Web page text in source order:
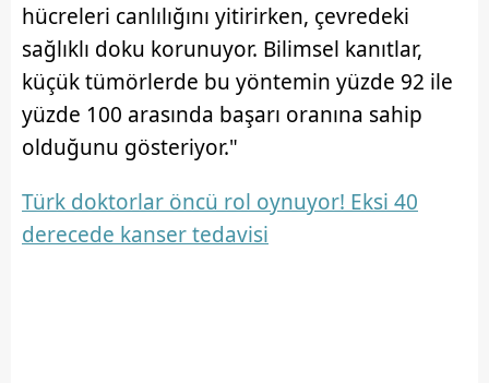
hücreleri canlılığını yitirirken, çevredeki
sağlıklı doku korunuyor. Bilimsel kanıtlar,
küçük tümörlerde bu yöntemin yüzde 92 ile
yüzde 100 arasında başarı oranına sahip
olduğunu gösteriyor."
Türk doktorlar öncü rol oynuyor! Eksi 40
derecede kanser tedavisi